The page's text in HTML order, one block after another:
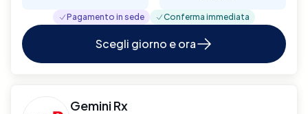
Pagamento in sede Conferma immediata
Scegli giorno e ora
Gemini Rx